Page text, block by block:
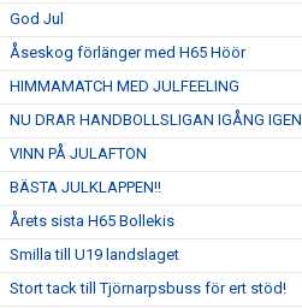
God Jul
Åseskog förlänger med H65 Höör
HIMMAMATCH MED JULFEELING
NU DRAR HANDBOLLSLIGAN IGÅNG IGEN
VINN PÅ JULAFTON
BÄSTA JULKLAPPEN!!
Årets sista H65 Bollekis
Smilla till U19 landslaget
Stort tack till Tjörnarpsbuss för ert stöd!